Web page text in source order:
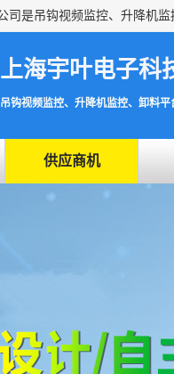
上海宇叶电子科
吊钩视频监控、升降机监控、卸料
供应商机